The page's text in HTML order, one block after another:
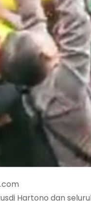
Hartono dan